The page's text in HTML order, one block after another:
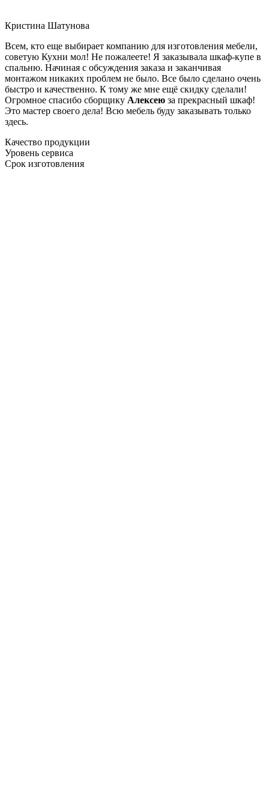
Кристина Шатунова
Всем, кто еще выбирает компанию для изготовления мебели,
советую Кухни мол! Не пожалеете! Я заказывала шкаф-купе в
спальню. Начиная с обсуждения заказа и заканчивая
монтажом никаких проблем не было. Все было сделано очень
быстро и качественно. К тому же мне ещё скидку сделали!
Огромное спасибо сборщику Алексею за прекрасный шкаф!
Это мастер своего дела! Всю мебель буду заказывать только
здесь.
Качество продукции
Уровень сервиса
Срок изготовления